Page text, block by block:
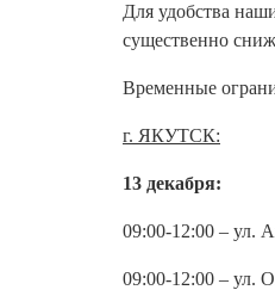
Для удобства
существенно
Временные
г. ЯКУТСК:
13 декабря:
09:00-12:00 – ул.
09:00-12:00 – ул.